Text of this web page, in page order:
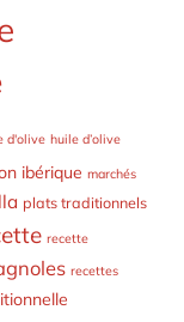
d'olive huile d’olive
ibérique marchés
plats traditionnels
recette
recettes